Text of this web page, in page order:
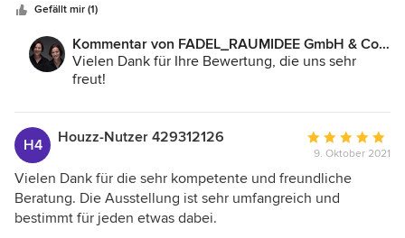
Gefällt mir (1)
Kommentar von FADEL_RAUMIDEE GmbH & Co.
KG:
Vielen Dank für Ihre Bewertung, die uns sehr
freut!
H4 Houzz-Nutzer 429312126
Bewertung:
5
von
9. Oktober 2021
Vielen Dank für die sehr kompetente und freundliche
Beratung. Die Ausstellung ist sehr umfangreich und
bestimmt für jeden etwas dabei.